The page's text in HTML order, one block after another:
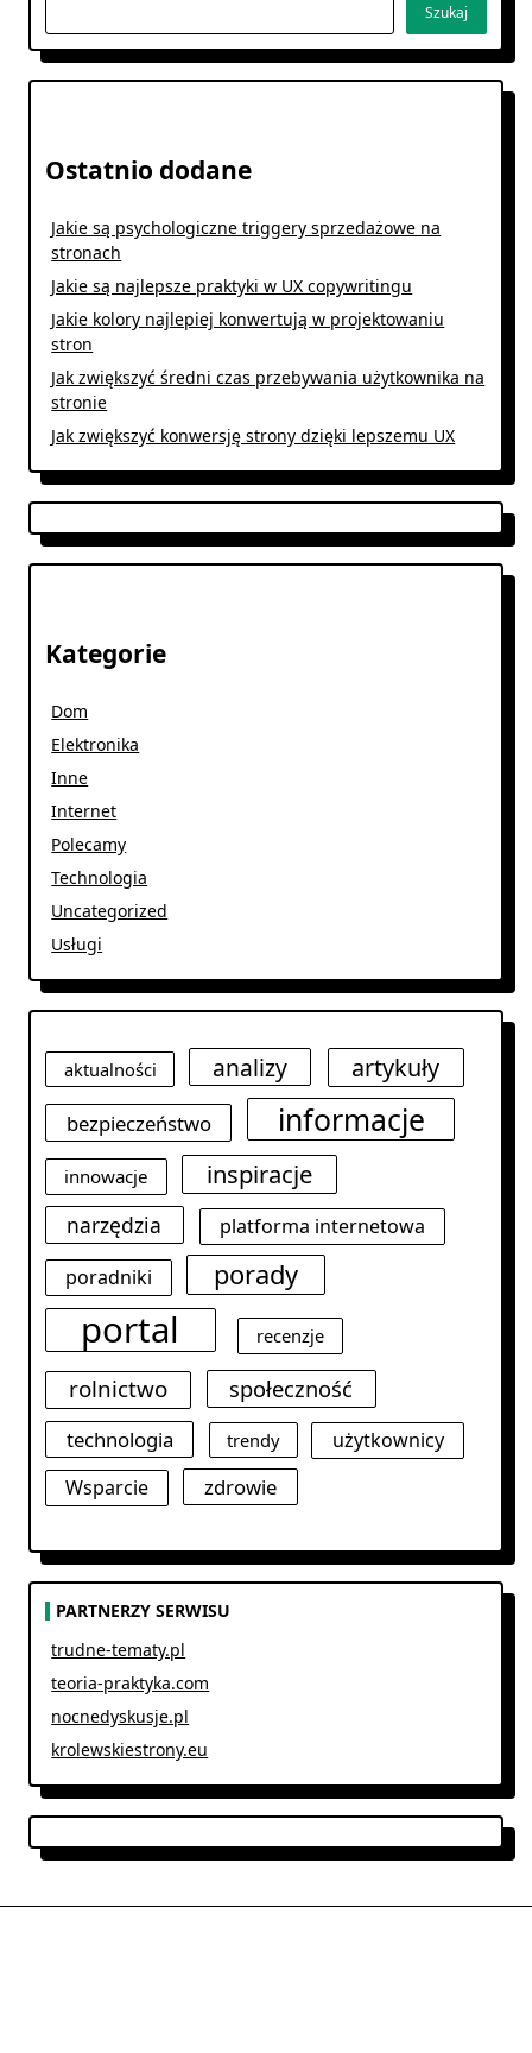
Szukaj
Ostatnio dodane
Jakie są psychologiczne triggery sprzedażowe na
stronach
Jakie są najlepsze praktyki w UX copywritingu
Jakie kolory najlepiej konwertują w projektowaniu
stron
Jak zwiększyć średni czas przebywania użytkownika na
stronie
Jak zwiększyć konwersję strony dzięki lepszemu UX
Kategorie
Dom
Elektronika
Inne
Internet
Polecamy
Technologia
Uncategorized
Usługi
aktualności analizy artykuły
bezpieczeństwo informacje
innowacje inspiracje
narzędzia
platforma internetowa
poradniki
porady
portal recenzje
rolnictwo społeczność
technologia trendy
użytkownicy
Wsparcie
zdrowie
PARTNERZY SERWISU
trudne-tematy.pl
teoria-praktyka.com
nocnedyskusje.pl
krolewskiestrony.eu